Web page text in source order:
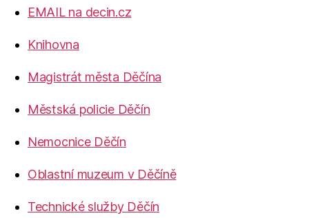
EMAIL na decin.cz
Knihovna
Magistrát města Děčína
Městská policie Děčín
Nemocnice Děčín
Oblastní muzeum v Děčíně
Technické služby Děčín